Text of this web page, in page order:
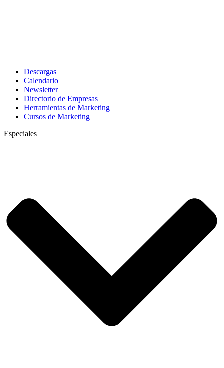
Descargas
Calendario
Newsletter
Directorio de Empresas
Herramientas de Marketing
Cursos de Marketing
Especiales